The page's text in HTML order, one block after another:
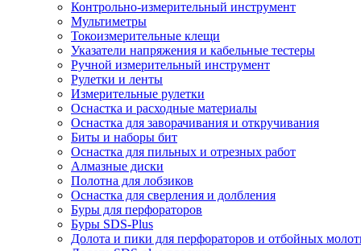
Контрольно-измерительный инструмент
Мультиметры
Токоизмерительные клещи
Указатели напряжения и кабельные тестеры
Ручной измерительный инструмент
Рулетки и ленты
Измерительные рулетки
Оснастка и расходные материалы
Оснастка для заворачивания и откручивания
Биты и наборы бит
Оснастка для пильных и отрезных работ
Алмазные диски
Полотна для лобзиков
Оснастка для сверления и долбления
Буры для перфораторов
Буры SDS-Plus
Долота и пики для перфораторов и отбойных